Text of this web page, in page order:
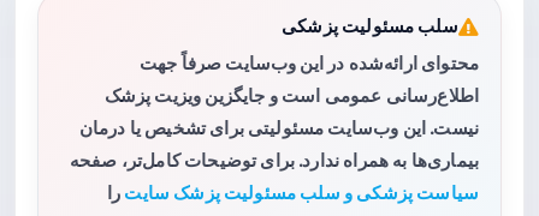
سلب مسئولیت پزشکی
محتوای ارائه‌شده در این وب‌سایت صرفاً جهت
اطلاع‌رسانی عمومی است و جایگزین ویزیت پزشک
نیست. این وب‌سایت مسئولیتی برای تشخیص یا درمان
بیماری‌ها به همراه ندارد. برای توضیحات کامل‌تر، صفحه
سیاست پزشکی و سلب مسئولیت پزشک سایت را